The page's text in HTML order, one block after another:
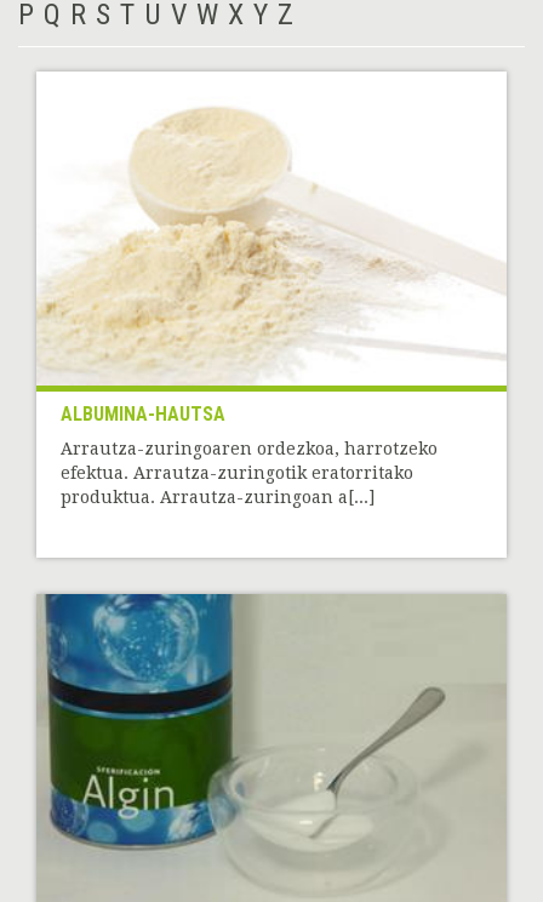
P Q R S T U V W X Y Z
ALBUMINA-HAUTSA
Arrautza-zuringoaren ordezkoa, harrotzeko
efektua. Arrautza-zuringotik eratorritako
produktua. Arrautza-zuringoan a[...]